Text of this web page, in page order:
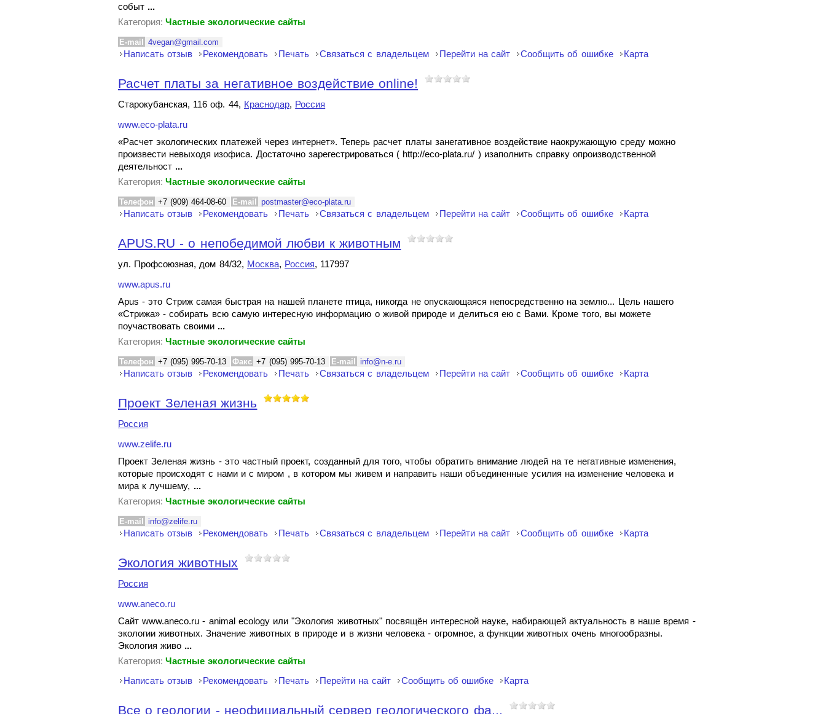
событ ...
Категория: Частные экологические сайты
E-mail 4vegan@gmail.com
Написать отзыв Рекомендовать Печать Связаться с владельцем Перейти на сайт Сообщить об ошибке Карта
Расчет платы за негативное воздействие online!
Старокубанская, 116 оф. 44, Краснодар, Россия
www.eco-plata.ru
«Расчет экологических платежей через интернет». Теперь расчет платы занегативное воздействие наокружающую среду можно
произвести невыходя изофиса. Достаточно зарегестрироваться ( http://eco-plata.ru/ ) изаполнить справку опроизводственной
деятельност ...
Категория: Частные экологические сайты
Телефон +7 (909) 464-08-60 E-mail postmaster@eco-plata.ru
Написать отзыв Рекомендовать Печать Связаться с владельцем Перейти на сайт Сообщить об ошибке Карта
APUS.RU - о непобедимой любви к животным
ул. Профсоюзная, дом 84/32, Москва, Россия, 117997
www.apus.ru
Apus - это Стриж самая быстрая на нашей планете птица, никогда не опускающаяся непосредственно на землю... Цель нашего
«Стрижа» - собирать всю самую интересную информацию о живой природе и делиться ею с Вами. Кроме того, вы можете
поучаствовать своими ...
Категория: Частные экологические сайты
Телефон +7 (095) 995-70-13 Факс +7 (095) 995-70-13 E-mail info@n-e.ru
Написать отзыв Рекомендовать Печать Связаться с владельцем Перейти на сайт Сообщить об ошибке Карта
Проект Зеленая жизнь
Россия
www.zelife.ru
Проект Зеленая жизнь - это частный проект, созданный для того, чтобы обратить внимание людей на те негативные изменения,
которые происходят с нами и с миром , в котором мы живем и направить наши объединенные усилия на изменение человека и
мира к лучшему, ...
Категория: Частные экологические сайты
E-mail info@zelife.ru
Написать отзыв Рекомендовать Печать Связаться с владельцем Перейти на сайт Сообщить об ошибке Карта
Экология животных
Россия
www.aneco.ru
Cайт www.aneco.ru - animal ecology или "Экология животных" посвящён интересной науке, набирающей актуальность в наше время -
экологии животных. Значение животных в природе и в жизни человека - огромное, а функции животных очень многообразны.
Экология живо ...
Категория: Частные экологические сайты
Написать отзыв
Рекомендовать Печать Перейти на сайт Сообщить об ошибке Карта
Все о геологии - неофициальный сервер геологического фа...